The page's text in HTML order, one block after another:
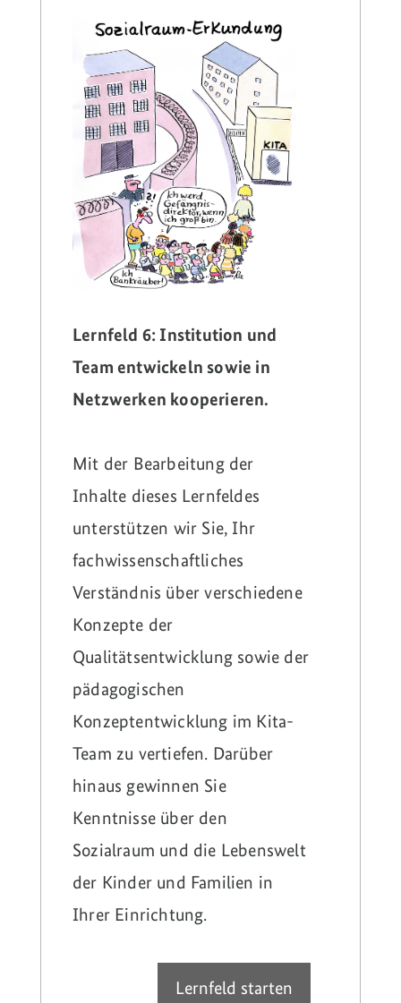
Lernfeld 6: Institution und
Team entwickeln sowie in
Netzwerken kooperieren.
Mit der Bearbeitung der
Inhalte dieses Lernfeldes
unterstützen wir Sie, Ihr
fachwissenschaftliches
Verständnis über verschiedene
Konzepte der
Qualitätsentwicklung sowie der
pädagogischen
Konzeptentwicklung im Kita-
Team zu vertiefen. Darüber
hinaus gewinnen Sie
Kenntnisse über den
Sozialraum und die Lebenswelt
der Kinder und Familien in
Ihrer Einrichtung.